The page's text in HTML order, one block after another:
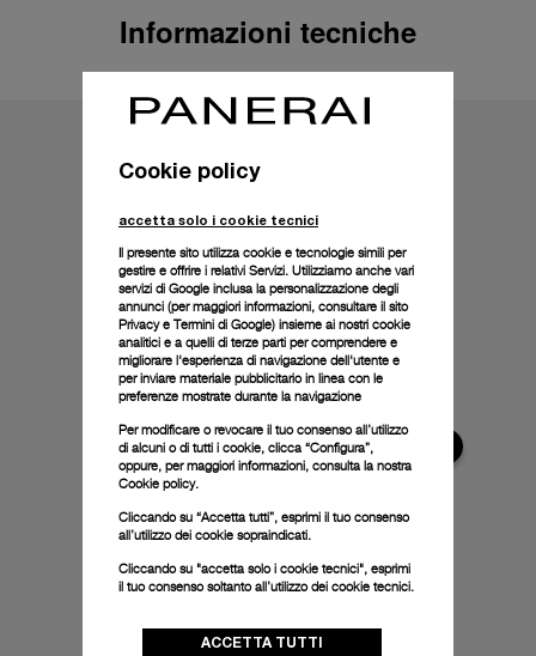
Informazioni tecniche
Cookie policy
accetta solo i cookie tecnici
Il presente sito utilizza cookie e tecnologie simili per
gestire e offrire i relativi Servizi. Utilizziamo anche vari
servizi di Google inclusa la personalizzazione degli
annunci (per maggiori informazioni, consultare il sito
Privacy e Termini di Google) insieme ai nostri cookie
analitici e a quelli di terze parti per comprendere e
migliorare l'esperienza di navigazione dell'utente e
per inviare materiale pubblicitario in linea con le
preferenze mostrate durante la navigazione
Per modificare o revocare il tuo consenso all’utilizzo
di alcuni o di tutti i cookie, clicca “Configura”,
oppure, per maggiori informazioni, consulta la nostra
Cookie policy.
Cliccando su “Accetta tutti”, esprimi il tuo consenso
all’utilizzo dei cookie sopraindicati.
Cliccando su "accetta solo i cookie tecnici", esprimi
il tuo consenso soltanto all’utilizzo dei cookie tecnici.
ACCETTA TUTTI